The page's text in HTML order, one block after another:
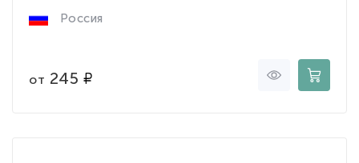
Россия
от 245